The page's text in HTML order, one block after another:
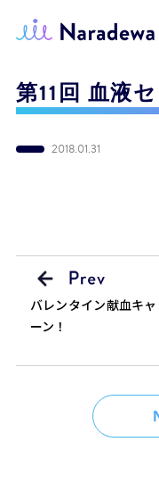
第11回 血液
2018.01.31
バレンタイン献血キ
ーン！